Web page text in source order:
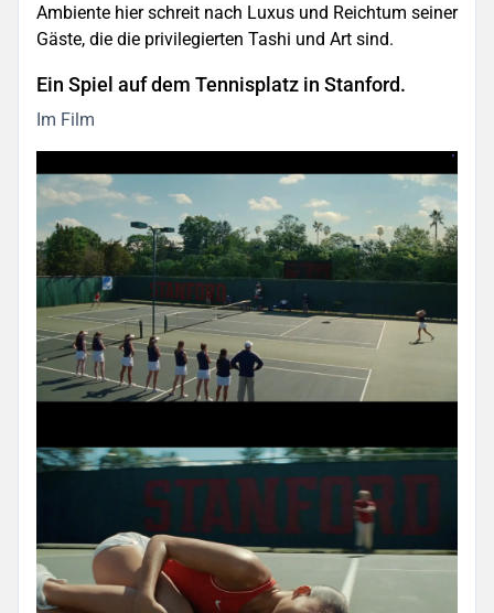
Ambiente hier schreit nach Luxus und Reichtum seiner
Gäste, die die privilegierten Tashi und Art sind.
Ein Spiel auf dem Tennisplatz in Stanford.
Im Film